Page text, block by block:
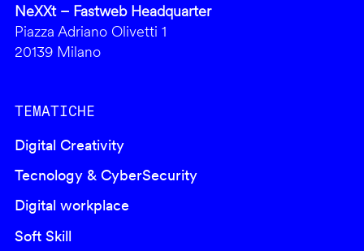
NeXXt – Fastweb Headquarter
Piazza Adriano Olivetti 1
20139 Milano
TEMATICHE
Digital Creativity
Tecnology & CyberSecurity
Digital workplace
Soft Skill